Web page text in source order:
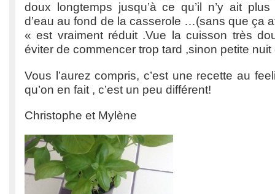
doux longtemps jusqu’à ce qu’il n’y ait
d’eau au fond de la casserole …(sans que ça
« est vraiment réduit .Vue la cuisson très
éviter de commencer trop tard ,sinon petite
Vous l’aurez compris, c’est une recette au
qu’on en fait , c’est un peu différent!
Christophe et Mylène